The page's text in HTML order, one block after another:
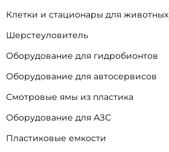
Клетки и стационары для животных
Шерстеуловитель
Оборудование для гидробионтов
Оборудование для автосервисов
Смотровые ямы из пластика
Оборудование для АЗС
Пластиковые емкости